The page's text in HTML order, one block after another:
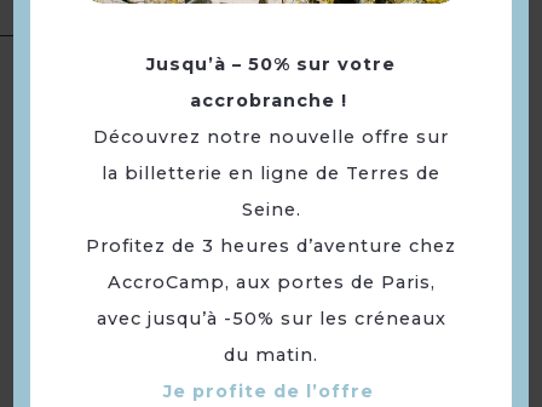
Langue(s) parlée(s) :
À voir aussi ...
Jusqu’à – 50% sur votre
accrobranche !
Découvrez notre nouvelle offre sur
la billetterie en ligne de Terres de
Seine.
Profitez de 3 heures d’aventure chez
AccroCamp, aux portes de Paris,
avec jusqu’à -50% sur les créneaux
du matin.
Je profite de l’offre